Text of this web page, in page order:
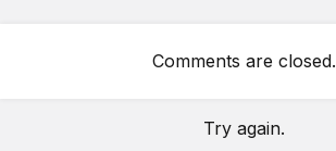
Comments are closed.
Try again.